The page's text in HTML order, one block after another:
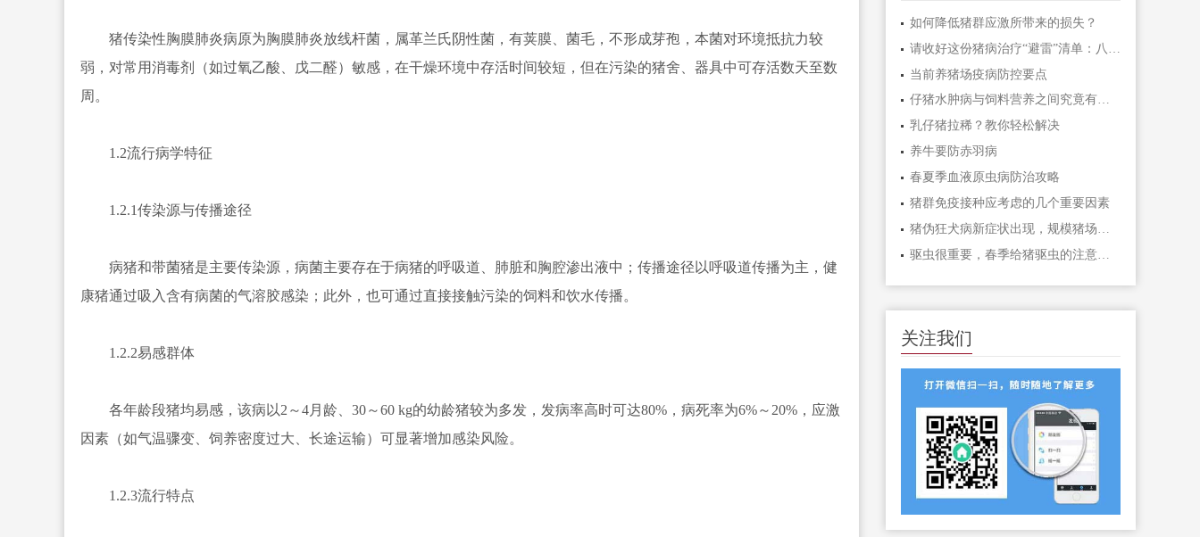
猪传染性胸膜肺炎病原为胸膜肺炎放线杆菌，属革兰氏阴性菌，有荚膜、菌毛，不形成芽孢，本菌对环境抵抗力较
弱，对常用消毒剂（如过氧乙酸、戊二醛）敏感，在干燥环境中存活时间较短，但在污染的猪舍、器具中可存活数天至数
周。
1.2流行病学特征
1.2.1传染源与传播途径
病猪和带菌猪是主要传染源，病菌主要存在于病猪的呼吸道、肺脏和胸腔渗出液中；传播途径以呼吸道传播为主，健
康猪通过吸入含有病菌的气溶胶感染；此外，也可通过直接接触污染的饲料和饮水传播。
1.2.2易感群体
各年龄段猪均易感，该病以2～4月龄、30～60 kg的幼龄猪较为多发，发病率高时可达80%，病死率为6%～20%，应激
因素（如气温骤变、饲养密度过大、长途运输）可显著增加感染风险。
1.2.3流行特点
如何降低猪群应激所带来的损失？
当前养猪场疫病防控要点
仔猪水肿病与饲料营养之间究竟有啥关系？看完明白了
乳仔猪拉稀？教你轻松解决
养牛要防赤羽病
春夏季血液原虫病防治攻略
猪群免疫接种应考虑的几个重要因素
猪伪狂犬病新症状出现，规模猪场和散户千万注意！！
驱虫很重要，春季给猪驱虫的注意事项，你知道吗？
关注我们